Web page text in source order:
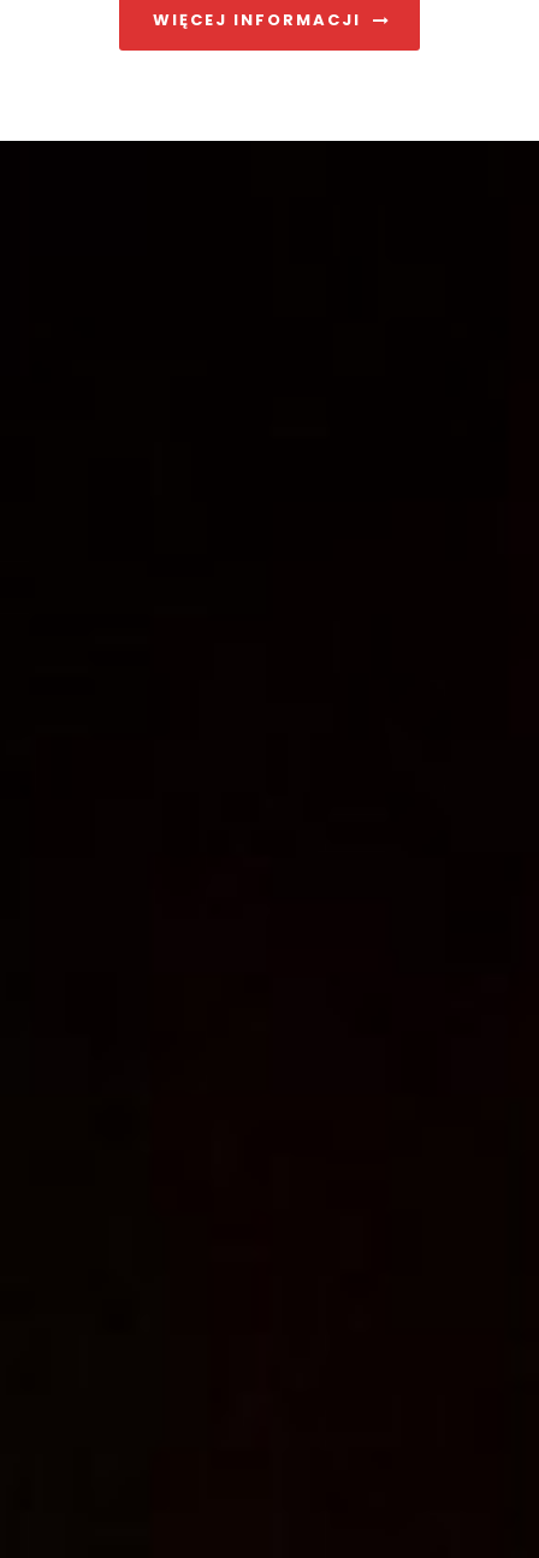
WIĘCEJ INFORMACJI